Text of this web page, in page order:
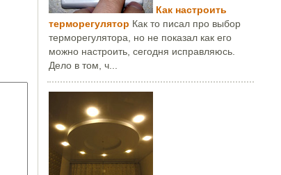
Как настроить
терморегулятор Как то писал про выбор
терморегулятора, но не показал как его
можно настроить, сегодня исправляюсь.
Дело в том, ч...